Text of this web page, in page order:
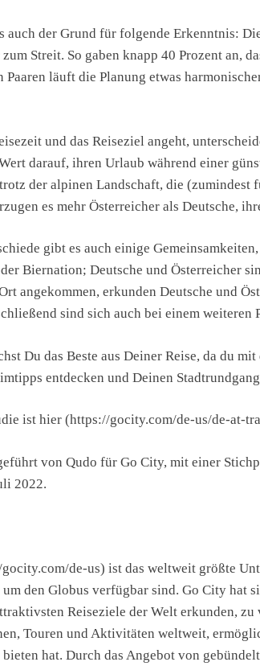
auch der Grund für folgende Erkenntnis:
Streit. So gaben knapp 40 Prozent an,
Paaren läuft die Planung etwas
und das Reiseziel angeht,
darauf, ihren Urlaub während einer
der alpinen Landschaft, die (zumindest
es mehr Österreicher als Deutsche,
gibt es auch einige
Biernation; Deutsche und Österreicher
angekommen, erkunden Deutsche und
sind sich auch bei einem weiteren
Du das Beste aus Deiner Reise, da du
entdecken und Deinen
ist hier (https://gocity.com/de-us/de-at-
von Qudo für Go City, mit einer
2022.
de-us) ist das weltweit größte
um den Globus verfügbar sind. Go City hat
Reiseziele der Welt erkunden,
Touren und Aktivitäten weltweit,
hat. Durch das Angebot von